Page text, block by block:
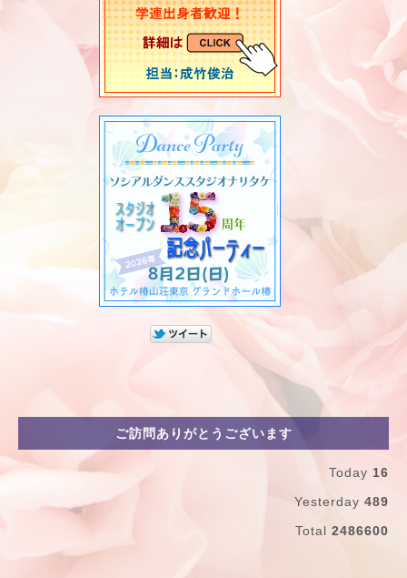
ご訪問ありがとうございます
Today 16
Yesterday 489
Total 2486600